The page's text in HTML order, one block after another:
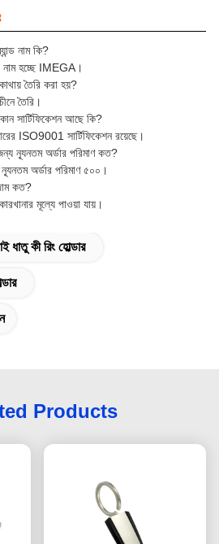
নাম কি?
নাম হচ্ছে IMEGA।
তৈরি করা হয়?
তৈরি।
সার্টিফিকেশন আছে কি?
ISO9001 সার্টিফিকেশন রয়েছে।
ন্যূনতম অর্ডার পরিমাণ কত?
অর্ডার পরিমাণ ৫০০।
কত?
মূল্যে পাওয়া যায়।
ধাতু কী রিং হোল্ডার
Products